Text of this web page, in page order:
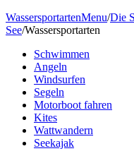
WassersportartenMenu/Die
See/Wassersportarten
Schwimmen
Angeln
Windsurfen
Segeln
Motorboot fahren
Kites
Wattwandern
Seekajak